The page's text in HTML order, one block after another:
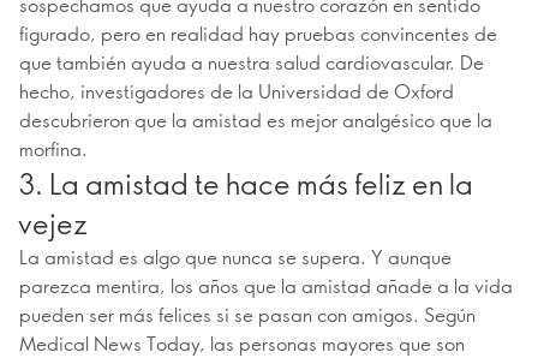
figurado, pero en realidad hay pruebas convincentes de
que también ayuda a nuestra salud cardiovascular. De
hecho, investigadores de la Universidad de Oxford
descubrieron que la amistad es mejor analgésico que la
morfina.
3. La amistad te hace más feliz en la
vejez
La amistad es algo que nunca se supera. Y aunque
parezca mentira, los años que la amistad añade a la vida
pueden ser más felices si se pasan con amigos. Según
Medical News Today, las personas mayores que son